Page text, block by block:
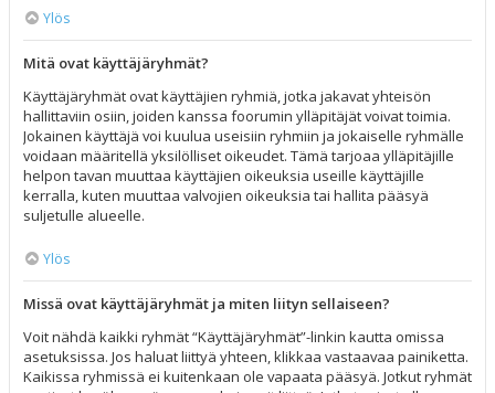
Ylös
Mitä ovat käyttäjäryhmät?
Käyttäjäryhmät ovat käyttäjien ryhmiä, jotka jakavat yhteisön
hallittaviin osiin, joiden kanssa foorumin ylläpitäjät voivat toimia.
Jokainen käyttäjä voi kuulua useisiin ryhmiin ja jokaiselle ryhmälle
voidaan määritellä yksilölliset oikeudet. Tämä tarjoaa ylläpitäjille
helpon tavan muuttaa käyttäjien oikeuksia useille käyttäjille
kerralla, kuten muuttaa valvojien oikeuksia tai hallita pääsyä
suljetulle alueelle.
Ylös
Missä ovat käyttäjäryhmät ja miten liityn sellaiseen?
Voit nähdä kaikki ryhmät “Käyttäjäryhmät”-linkin kautta omissa
asetuksissa. Jos haluat liittyä yhteen, klikkaa vastaavaa painiketta.
Kaikissa ryhmissä ei kuitenkaan ole vapaata pääsyä. Jotkut ryhmät